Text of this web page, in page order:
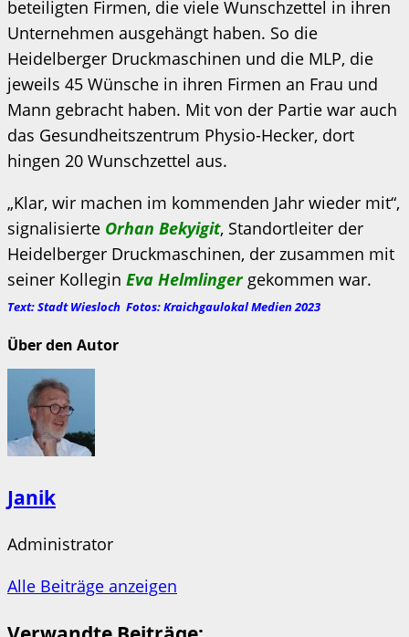
beteiligten Firmen, die viele Wunschzettel in ihren
Unternehmen ausgehängt haben. So die
Heidelberger Druckmaschinen und die MLP, die
jeweils 45 Wünsche in ihren Firmen an Frau und
Mann gebracht haben. Mit von der Partie war auch
das Gesundheitszentrum Physio-Hecker, dort
hingen 20 Wunschzettel aus.
„Klar, wir machen im kommenden Jahr wieder mit“,
signalisierte Orhan Bekyigit, Standortleiter der
Heidelberger Druckmaschinen, der zusammen mit
seiner Kollegin Eva Helmlingergekommen war.
Text: Stadt Wiesloch Fotos: Kraichgaulokal Medien 2023
Über den Autor
Janik
Administrator
Alle Beiträge anzeigen